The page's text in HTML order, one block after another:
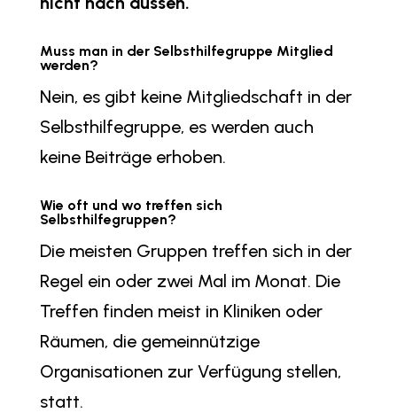
Muss man in der Selbsthilfegruppe Mitglied
werden?
Nein, es gibt keine Mitgliedschaft in der
Selbsthilfegruppe, es werden auch
keine Beiträge erhoben.
Wie oft und wo treffen sich
Selbsthilfegruppen?
Die meisten Gruppen treffen sich in der
Regel ein oder zwei Mal im Monat. Die
Treffen finden meist in Kliniken oder
Räumen, die gemeinnützige
Organisationen zur Verfügung stellen,
statt.